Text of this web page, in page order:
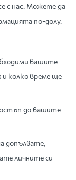
с нас. Можете да
по-долу.
вашите
и колко време ще
до вашите
допълвате,
личните си